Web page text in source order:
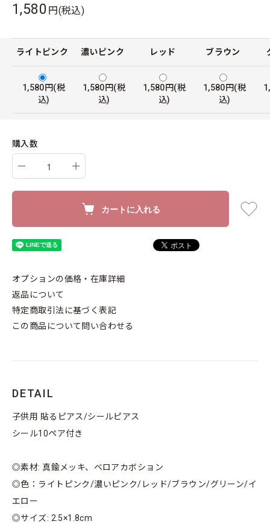
1,580 円(税込)
ライトピンク 濃いピンク レッド ブラウン
1,580円(税
込)
1,580円(税
込)
1,580円(税
込)
1,580円(税
込)
購入数
カートに入れる
オプションの価格・在庫詳細
返品について
特定商取引法に基づく表記
この商品について問い合わせる
DETAIL
子供用 貼るピアス/シールピアス
シール10ペア付き
◎素材: 真鍮メッキ、ベロアカボション
◎色：ライトピンク/濃いピンク/レッド/ブラウン/グリーン/イ
エロー
◎サイズ: 2.5×1.8cm